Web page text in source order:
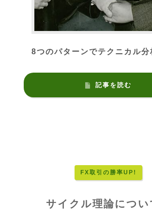
8つのパターンでテクニカル分
記事を読む
FX取引の勝率UP!
サイクル理論につい